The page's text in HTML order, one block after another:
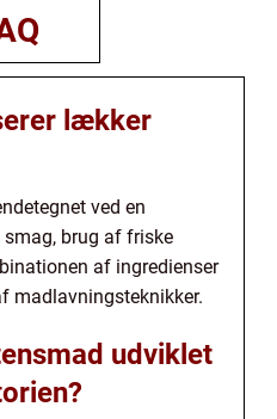
lækker
ved en
brug af friske
af ingredienser
madlavningsteknikker.
udviklet